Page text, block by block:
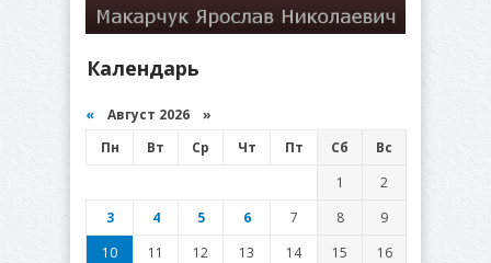
Календарь
« Август 2026 »
Пн
Вт Ср Чт Пт Сб
Вс
1
2
3
4 5 6 7 8
9
10
11 12 13 14 15
16